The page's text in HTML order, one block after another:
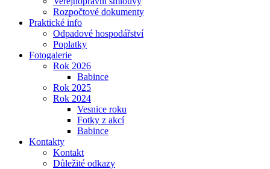
Rozpočtové dokumenty
Praktické info
Odpadové hospodářství
Poplatky
Fotogalerie
Rok 2026
Babince
Rok 2025
Rok 2024
Vesnice roku
Fotky z akcí
Babince
Kontakty
Kontakt
Důležité odkazy